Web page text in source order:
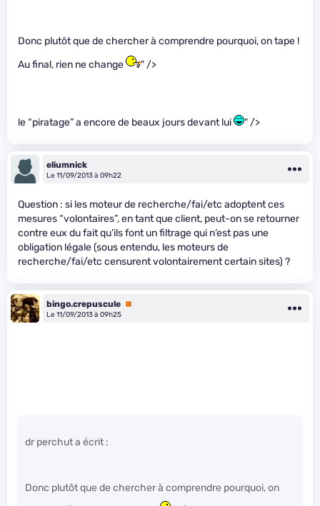
Donc plutôt que de chercher à comprendre pourquoi, on tape !
Au final, rien ne change
" />
le “piratage” a encore de beaux jours devant lui " />
eliumnick
Le 11/09/2013 à 09h22
Question : si les moteur de recherche/fai/etc adoptent ces
mesures “volontaires”, en tant que client, peut-on se retourner
contre eux du fait qu’ils font un filtrage qui n’est pas une
obligation légale (sous entendu, les moteurs de
recherche/fai/etc censurent volontairement certain sites) ?
bingo.crepuscule Premium
Le 11/09/2013 à 09h25
dr perchut a écrit :
Donc plutôt que de chercher à comprendre pourquoi, on